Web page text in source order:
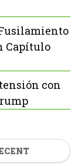
Capítulo
con